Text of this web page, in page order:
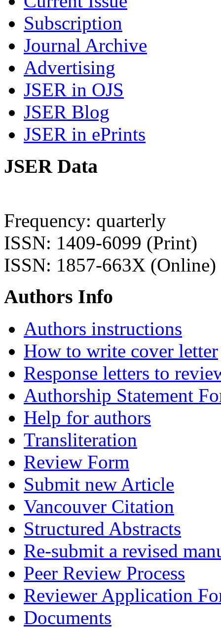
Subscription
Journal Archive
Advertising
JSER in OJS
JSER Blog
JSER in ePrints
JSER Data
Frequency: quarterly
ISSN: 1409-6099 (Print)
ISSN: 1857-663X (Online)
Authors Info
Authors instructions
How to write cover letter
Response letters to
Authorship Statement
Help for authors
Transliteration
Review Form
Submit new Article
Vancouver Citation
Structured Abstracts
Re-submit a revised
Peer Review Process
Reviewer Application
Documents